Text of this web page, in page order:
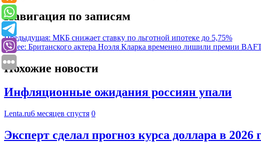
Навигация по записям
Предыдущая: МКБ снижает ставку по льготной ипотеке до 5,75%
Далее: Британского актера Ноэля Кларка временно лишили премии
Похожие новости
Инфляционные ожидания россиян упали
Lenta.ru6 месяцев спустя 0
Эксперт сделал прогноз курса доллара в 2026